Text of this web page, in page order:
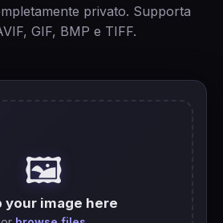
Русский
Türkçe
privato. Supporta
GIF, BMP e TIFF.
🖼️
your image here